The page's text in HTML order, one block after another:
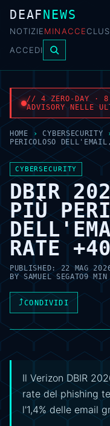
DEAFNEWS
NOTIZIEMINACCE
ACCEDI
// 4 ZERO-DAY ·
ADVISORY NELLE
HOME › CYBERSECURITY
PERICOLOSO
CYBERSECURITY
DBIR
PIÙ
RATE
PUBLISHED:22 MAG
BYSAMUEL SEGATO9 MIN
⤴CONDIVIDI
Il Verizon DBIR
rate del phishing
l'1,4% delle email